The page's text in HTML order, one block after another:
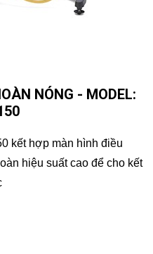
NÓNG - MODEL:
kết hợp màn hình điều
hiệu suất cao để cho kết